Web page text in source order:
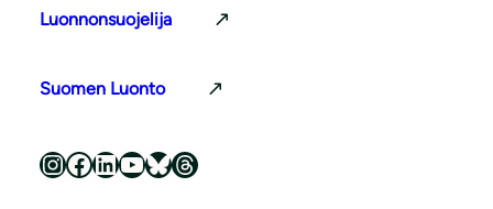
Luonnonsuojelija
Suomen Luonto
Luonnonsuojeluliitto Instagramissa Luonnonsuojeluliitto Facebookissa Luonnonsuojeluliitto LinkedInissä Luonnonsuojeluliiton YouTube-kanava Luonnonsuojeluliitto Blueskyssa Luonnonsuojeluliitto Threadsissa